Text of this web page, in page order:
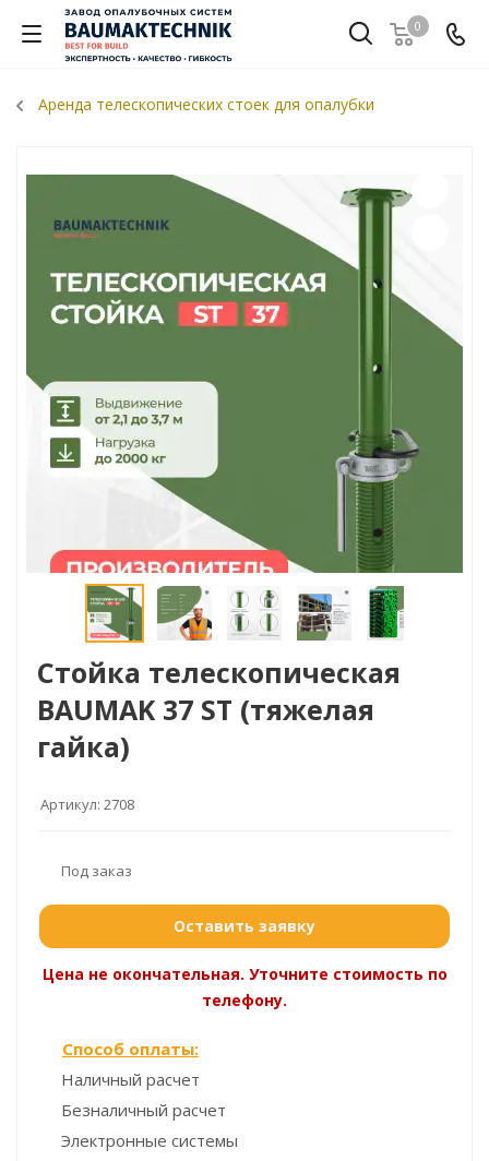
0
Аренда телескопических стоек для опалубки
Стойка телескопическая
BAUMAK 37 ST (тяжелая
гайка)
Артикул: 2708
Под заказ
Оставить заявку
Цена не окончательная. Уточните стоимость по
телефону.
Способ оплаты:
Наличный расчет
Безналичный расчет
Электронные системы